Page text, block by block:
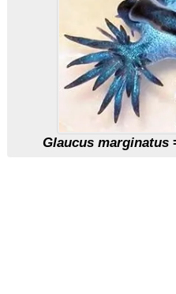
Glaucus marginatus